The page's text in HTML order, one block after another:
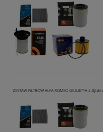
ZESTAW FILTRÓW ALFA ROMEO GIULIETTA 2.0jtdm